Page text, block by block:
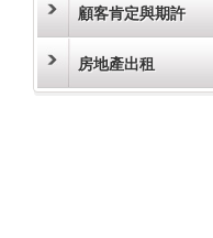
顧客肯定與期許
房地產出租